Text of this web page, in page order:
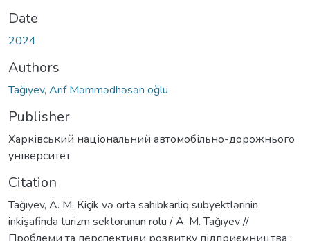
Date
2024
Authors
Tağıyev, Arif Məmmədhəsən oğlu
Publisher
Харківський національний автомобільно-дорожнього
університет
Citation
Tağıyev, A. M. Кiçik və orta sahibkarliq subyektlərinin
inkişafinda turizm sektorunun rolu / A. M. Tağıyev //